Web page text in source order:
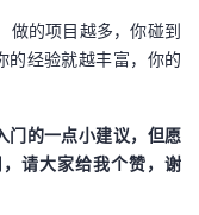
做的项目越多，你碰到
的经验就越丰富，你的
门的一点小建议，但愿
请大家给我个赞，谢